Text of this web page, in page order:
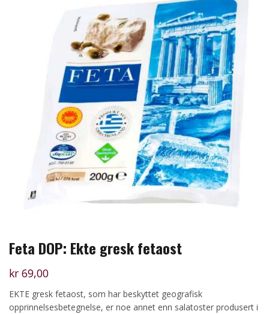
Feta DOP: Ekte gresk fetaost
kr 69,00
EKTE gresk fetaost, som har beskyttet geografisk
opprinnelsesbetegnelse, er noe annet enn salatoster produsert i